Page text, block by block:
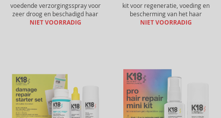
voedende verzorgingsspray voor
zeer droog en beschadigd haar
NIET VOORRADIG
kit voor regeneratie, voeding en
bescherming van het haar
NIET VOORRADIG